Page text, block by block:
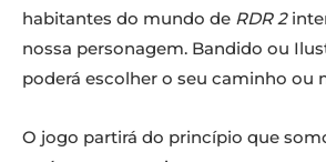
habitantes do mundo de RDR 2
nossa personagem. Bandido ou
poderá escolher o seu caminho ou
O jogo partirá do princípio que